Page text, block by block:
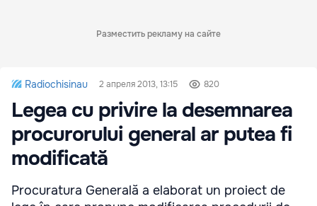
Разместить рекламу на сайте
Radiochisinau 2 апреля 2013, 13:15 820
Legea cu privire la desemnarea
procurorului general ar putea fi
modificată
Procuratura Generală a elaborat un proiect de